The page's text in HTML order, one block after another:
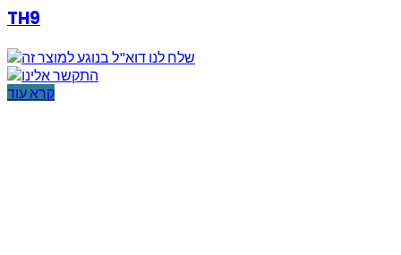
TH9
קרא עוד